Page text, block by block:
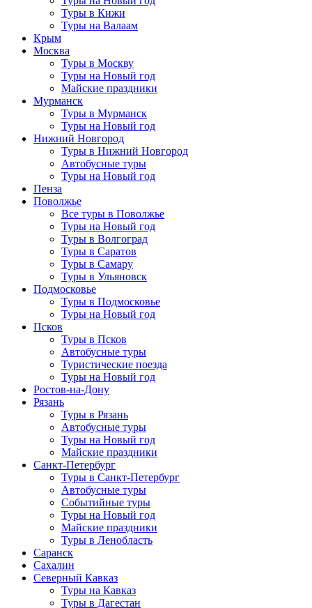
Туры в Кижи
Туры на Валаам
Крым
Москва
Туры в Москву
Туры на Новый год
Майские праздники
Мурманск
Туры в Мурманск
Туры на Новый год
Нижний Новгород
Туры в Нижний Новгород
Автобусные туры
Туры на Новый год
Пенза
Поволжье
Все туры в Поволжье
Туры на Новый год
Туры в Волгоград
Туры в Саратов
Туры в Самару
Туры в Ульяновск
Подмосковье
Туры в Подмосковье
Туры на Новый год
Псков
Туры в Псков
Автобусные туры
Туристические поезда
Туры на Новый год
Ростов-на-Дону
Рязань
Туры в Рязань
Автобусные туры
Туры на Новый год
Майские праздники
Санкт-Петербург
Туры в Санкт-Петербург
Автобусные туры
Событийные туры
Туры на Новый год
Майские праздники
Туры в Ленобласть
Саранск
Сахалин
Северный Кавказ
Туры на Кавказ
Туры в Дагестан